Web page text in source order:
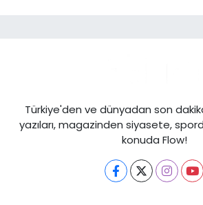
Türkiye'den ve dünyadan son
yazıları, magazinden siyasete,
konuda Flow!